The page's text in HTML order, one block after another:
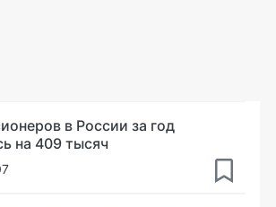
в России за год
на 409 тысяч